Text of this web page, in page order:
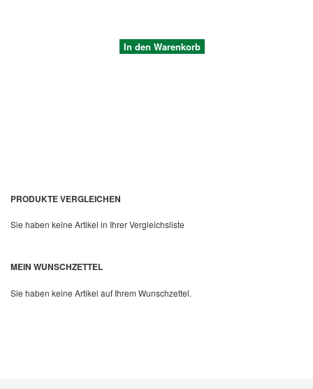
In den Warenkorb
PRODUKTE VERGLEICHEN
Sie haben keine Artikel in Ihrer Vergleichsliste
MEIN WUNSCHZETTEL
Sie haben keine Artikel auf Ihrem Wunschzettel.